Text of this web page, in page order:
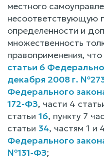
местного
несоответствующую
определенности и
множественность
правоприменения,
статьи 6
декабря 2008 г.
Федерального
172-ФЗ, части 4
статьи 16, пункту 7
статьи 34, частям 1 и
Федерального
№131-ФЗ;